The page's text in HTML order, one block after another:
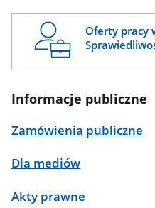
Oferty pracy
Informacje publiczne
Zamówienia publiczne
Dla mediów
Akty prawne